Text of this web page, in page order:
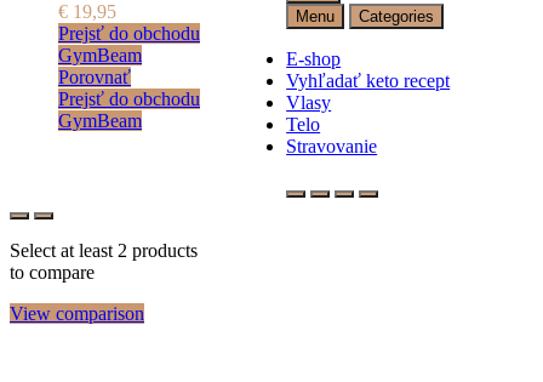
€ 19,95
Prejsť do obchodu
GymBeam
Porovnať
Prejsť do obchodu
GymBeam
Menu Categories
E-shop
Vyhľadať keto recept
Vlasy
Telo
Stravovanie
Select at least 2 products
to compare
View comparison